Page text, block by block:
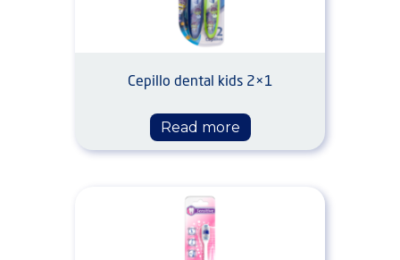
Cepillo dental kids 2×1
Read more